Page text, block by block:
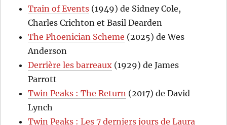
Train of Events (1949) de Sidney Cole,
Charles Crichton et Basil Dearden
The Phoenician Scheme (2025) de Wes
Anderson
Derrière les barreaux (1929) de James
Parrott
Twin Peaks : The Return (2017) de David
Lynch
Twin Peaks : Les 7 derniers jours de Laura